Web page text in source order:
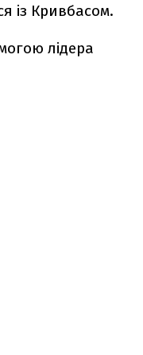
із Кривбасом.
лідера